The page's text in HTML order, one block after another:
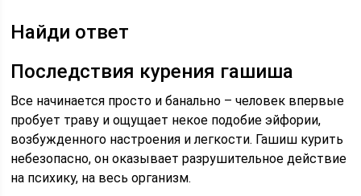
Найди ответ
Последствия курения гашиша
Все начинается просто и банально – человек впервые
пробует траву и ощущает некое подобие эйфории,
возбужденного настроения и легкости. Гашиш курить
небезопасно, он оказывает разрушительное действие
на психику, на весь организм.